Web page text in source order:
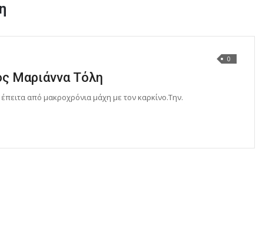
0
Μαριάννα Τόλη
από μακροχρόνια μάχη με τον καρκίνο.Την.